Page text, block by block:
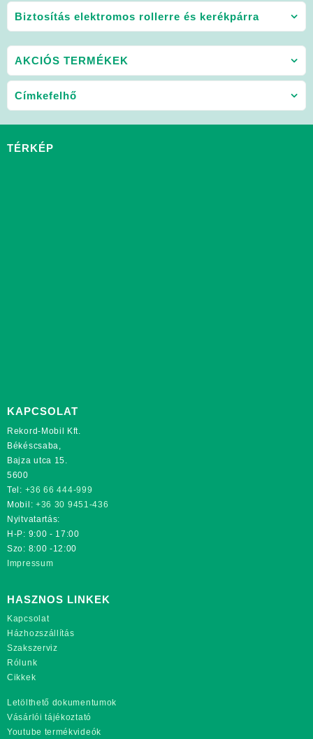
Biztosítás elektromos rollerre és kerékpárra
AKCIÓS TERMÉKEK
Címkefelhő
TÉRKÉP
KAPCSOLAT
Rekord-Mobil Kft.
Békéscsaba,
Bajza utca 15.
5600
Tel: +36 66 444-999
Mobil: +36 30 9451-436
Nyitvatartás:
H-P: 9:00 - 17:00
Szo: 8:00 -12:00
Impressum
HASZNOS LINKEK
Kapcsolat
Házhozszállítás
Szakszerviz
Rólunk
Cikkek
Letölthető dokumentumok
Vásárlói tájékoztató
Youtube termékvideók